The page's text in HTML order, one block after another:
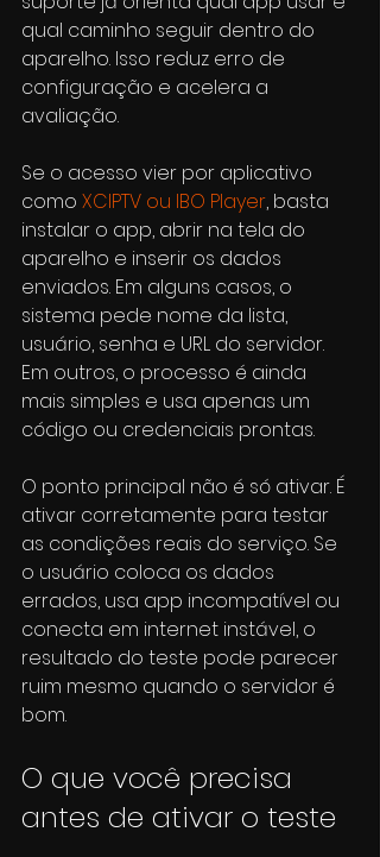
qual caminho seguir dentro do
aparelho. Isso reduz erro de
configuração e acelera a
avaliação.
Se o acesso vier por aplicativo
como XCIPTV ou IBO Player, basta
instalar o app, abrir na tela do
aparelho e inserir os dados
enviados. Em alguns casos, o
sistema pede nome da lista,
usuário, senha e URL do servidor.
Em outros, o processo é ainda
mais simples e usa apenas um
código ou credenciais prontas.
O ponto principal não é só ativar. É
ativar corretamente para testar
as condições reais do serviço. Se
o usuário coloca os dados
errados, usa app incompatível ou
conecta em internet instável, o
resultado do teste pode parecer
ruim mesmo quando o servidor é
bom.
O que você precisa
antes de ativar o teste